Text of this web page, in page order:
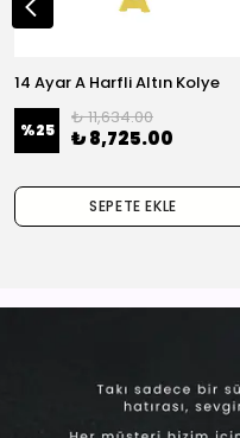
14 Ayar A Harfli Altın Kolye
%25
₺ 11,634.00
₺ 8,725.00
SEPETE EKLE